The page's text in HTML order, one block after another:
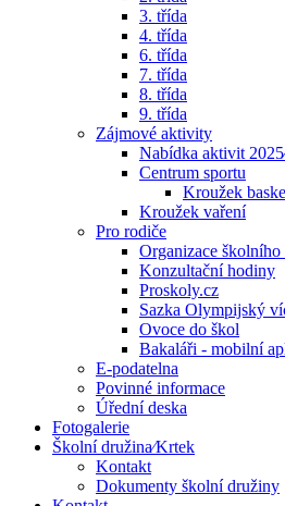
3. třída
4. třída
6. třída
7. třída
8. třída
9. třída
Zájmové aktivity
Nabídka aktivit
Centrum sportu
Kroužek
Kroužek vaření
Pro rodiče
Organizace
Konzultační hodiny
Proskoly.cz
Sazka Olympijský
Ovoce do škol
Bakaláři - mobilní
E-podatelna
Povinné informace
Úřední deska
Fotogalerie
Školní družina⁄Krtek
Kontakt
Dokumenty školní družiny